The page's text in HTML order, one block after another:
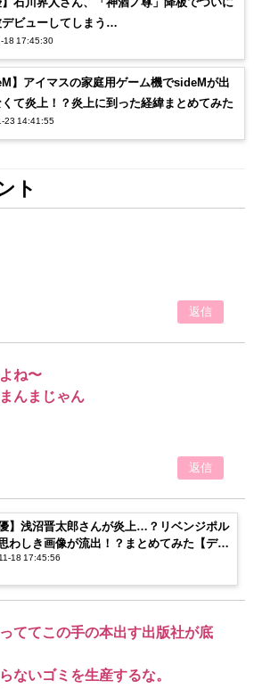
デビューしてしまう…
18 17:45:30
】アイマスの家庭用ゲーム機でsideMが出
て炎上！？炎上に到った経緯まとめてみた
23 14:41:55
ト
返信
ね〜
んまじゃん
返信
優】浅沼晋太郎さんが炎上…？リベンジポル
わしき画像が流出！？まとめてみた【デ
18 17:45:56
ててこの手の本出す出版社が底
ないゴミを生産するな。